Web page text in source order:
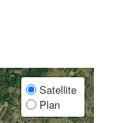
Satellite
Plan